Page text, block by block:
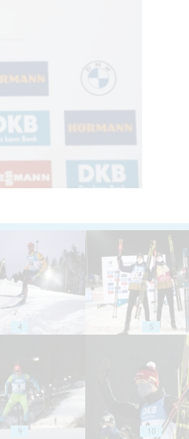
4 5
9 10